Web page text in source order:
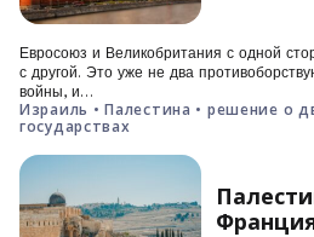
Евросоюз и Великобритания с одной
с другой. Это уже не два
войны, и…
Израиль • Палестина • решение о
государствах